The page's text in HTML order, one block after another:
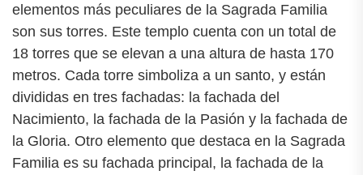
elementos más peculiares de la Sagrada Familia
son sus torres. Este templo cuenta con un total de
18 torres que se elevan a una altura de hasta 170
metros. Cada torre simboliza a un santo, y están
divididas en tres fachadas: la fachada del
Nacimiento, la fachada de la Pasión y la fachada de
la Gloria. Otro elemento que destaca en la Sagrada
Familia es su fachada principal, la fachada de la